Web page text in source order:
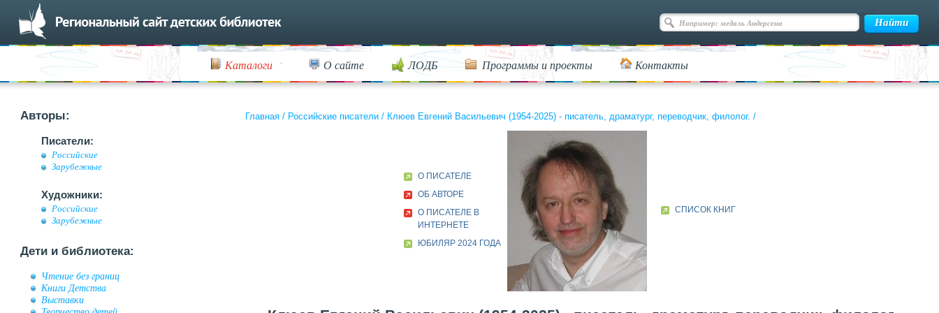
Каталоги О сайте ЛОДБ Программы и проекты Контакты
Авторы:
Писатели:
Российские
Зарубежные
Художники:
Российские
Зарубежные
Дети и библиотека:
Чтение без границ
Книги Детства
Выставки
Главная / Российские писатели / Клюев Евгений Васильевич (1954-2025) - писатель, драматург, переводчик, филолог. /
О ПИСАТЕЛЕ
ОБ АВТОРЕ
О ПИСАТЕЛЕ В
ИНТЕРНЕТЕ
ЮБИЛЯР 2024 ГОДА
СПИСОК КНИГ